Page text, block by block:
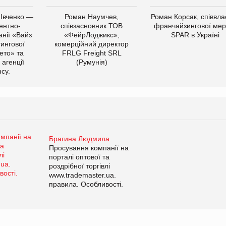
—
«Вайз
та
Роман Наумчев,
співзасновник ТОВ
«ФейрЛоджикс»,
комерційний директор
FRLG Freight SRL
(Румунія)
Роман Корсак,
франчайзингової
SPAR в Україні
Брагина Людмила
Просування компанії на
порталі оптової та
роздрібної торгівлі
www.trademaster.ua.
правила. Особливості.